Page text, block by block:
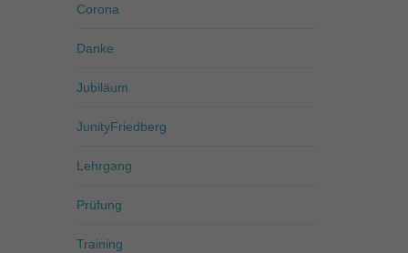
Corona
Danke
Jubiläum
JunityFriedberg
Lehrgang
Prüfung
Training